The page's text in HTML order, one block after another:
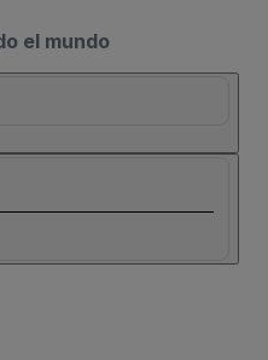
el mundo